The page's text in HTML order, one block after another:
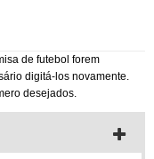
de futebol forem
digitá-los novamente.
desejados.